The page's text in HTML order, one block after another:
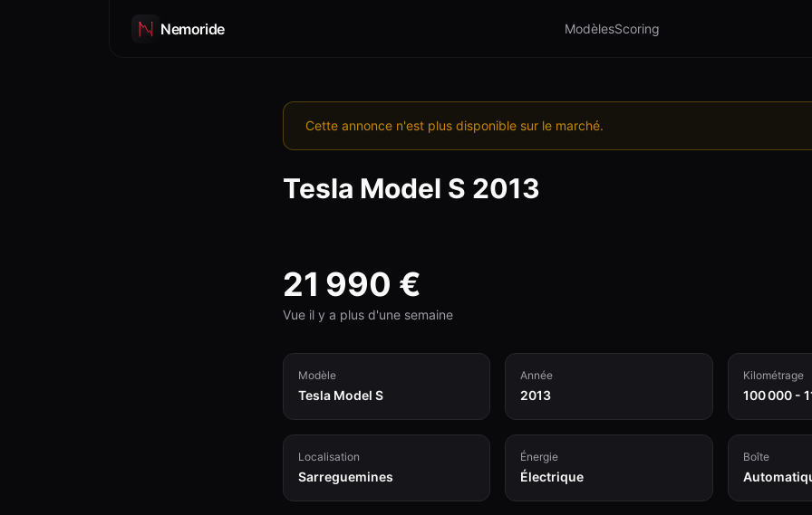
Nemoride ModèlesScoring
Cette annonce n'est plus disponible sur le marché.
Tesla Model S 2013
21 990 €
Vue il y a plus d'une semaine
Modèle
Tesla Model S
Année
2013
Kilométrage
100 000 -
Localisation
Sarreguemines
Énergie
Électrique
Boîte